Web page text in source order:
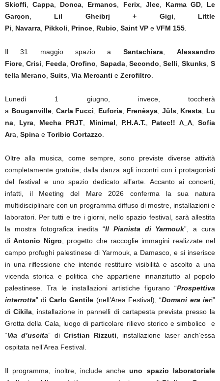
Skioffi ,Cappa Donca Ermanos Ferix, Jlee, Karma GD, Le
Garçon
Lil Gheibrj + Gigi
Little
Pi
Navarra Pikkoli Prince Rubio Saint VP e VFM 155
Il 31 maggio spazio a Santachiara,Alessandro
Fiore ,Crisi Feeda,Orofino Sapada, Secondo ,Selli Skunks, S
tella Merano Suits Via Mercanti e Zerofiltro
Lunedì 1 giugno, invece, toccherà
a Bouganville, Carla Fucci Euforia Frenèsya, Jüls, Kresta
Lu
na
Lyra Mecha PRJT Minimal P.H.A.T. Patec!! Λ_Λ, Sofia
Ara, Spina e Toribio Cortazzo
Oltre alla musica, come sempre, sono previste diverse attività
completamente gratuite, dalla danza agli incontri con i protagonisti
del festival e uno spazio dedicato all’arte. Accanto ai concerti,
infatti, il Meeting del Mare 2026 conferma la sua natura
multidisciplinare con un programma diffuso di mostre, installazioni e
laboratori. Per tutti e tre i giorni, nello spazio festival, sarà allestita
la mostra fotografica inedita “Il Pianista di Yarmouk”, a cura
diAntonio Nigro , progetto che raccoglie immagini realizzate nel
campo profughi palestinese di Yarmouk, a Damasco, e si inserisce
in una riflessione che intende restituire visibilità e ascolto a una
vicenda storica e politica che appartiene innanzitutto al popolo
palestinese. Tra le installazioni artistiche figurano “Prospettiva
interrotta” di Carlo Gentile (nell’Area Festival), “Domani era ieri”
diCikila , installazione in pannelli di cartapesta prevista presso la
Grotta della Cala, luogo di particolare rilievo storico e simbolico e
“Via d’uscita” di Cristian Rizzuti , installazione laser anch’essa
ospitata nell’Area Festival.
Il programma, inoltre, include ancheuno spazio laboratoriale